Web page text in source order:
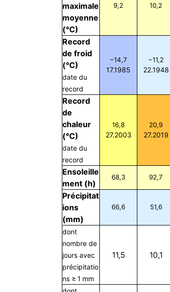
maximale
moyenne
(°C)
9,2 10,2
Record
de froid
(°C)
date du
record
−14,7
17.1985
−11,2
22.1948
Record
de
chaleur
(°C)
date du
record
16,8
27.2003
20,9
27.2019
Ensoleille
ment (h)
68,3 92,7
Précipitat
ions
(mm)
66,6 51,6
dont
nombre de
jours avec
précipitatio
ns ≥ 1 mm
11,5 10,1